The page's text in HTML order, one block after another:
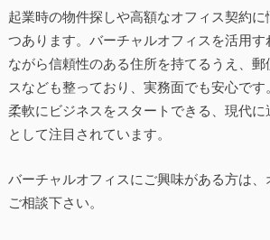
起業時の物件探しや高額なオフィス契約
つあります。バーチャルオフィスを活用す
ながら信頼性のある住所を持てるうえ、
スなども整っており、実務面でも安心で
柔軟にビジネスをスタートできる、現代
として注目されています。
バーチャルオフィスにご興味がある方は
ご相談下さい。